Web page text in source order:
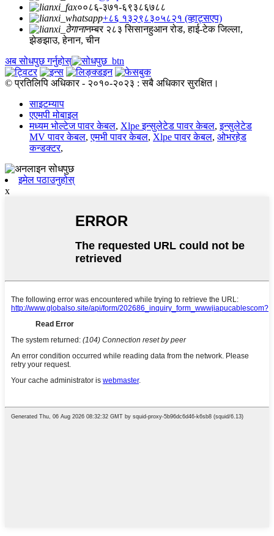
००८६-३७१-६९३८६७८८
+८६ १३२९८३०५८२१ (व्हाट्सएप)
नम्बर २८३ सिसानहुआन रोड, हाई-टेक जिल्ला,
झेङझाउ, हेनान, चीन
अब सोधपुछ गर्नुहोस्
© प्रतिलिपि अधिकार - २०१०-२०२३ : सबै अधिकार सुरक्षित।
साइटम्याप
एएमपी मोबाइल
मध्यम भोल्टेज पावर केबल, Xlpe इन्सुलेटेड पावर केबल,इन्सुलेटेड
MV पावर केबल,एमभी पावर केबल, Xlpe पावर केबल, ओभरहेड
कन्डक्टर,
इमेल पठाउनुहोस्
x